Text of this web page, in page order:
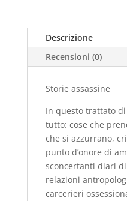
Descrizione
Recensioni (0)
Storie assassine
In questo trattato di
tutto: cose che
che si azzurrano,
punto d’onore di
sconcertanti diari
relazioni
carcerieri